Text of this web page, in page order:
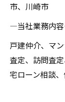
市、川崎市
―当社業務内
戸建仲介、マ
査定、訪問査
宅ローン相談